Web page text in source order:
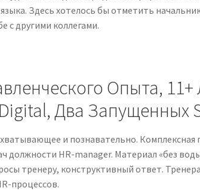
Здесь хотелось бы отметить
с другими коллегами.
Опыта,
Два Запущенных
и познавательно. Комплексная
должности HR-manager. Материал «без
тренеру, конструктивный ответ.
процессов.